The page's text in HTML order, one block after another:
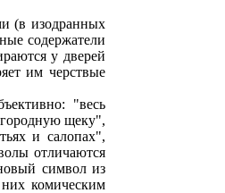
(в изодранных
содержатели
у дверей
им черствые
"весь
щеку",
и салопах",
отличаются
символ из
комическим